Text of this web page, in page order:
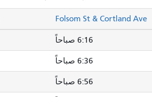
Folsom St & Cortland Ave
6:16 صباحاً
6:36 صباحاً
6:56 صباحاً